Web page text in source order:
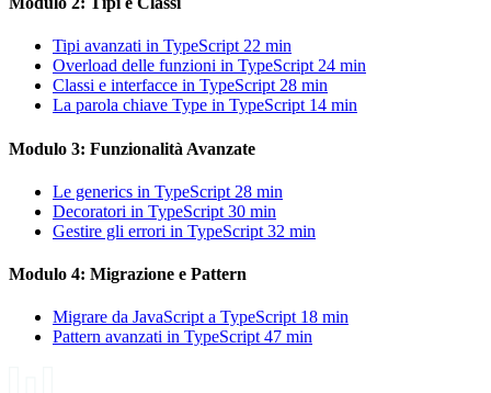
Tipi avanzati in TypeScript 22 min
Overload delle funzioni in TypeScript 24 min
Classi e interfacce in TypeScript 28 min
La parola chiave Type in TypeScript 14 min
Modulo 3: Funzionalità Avanzate
Le generics in TypeScript 28 min
Decoratori in TypeScript 30 min
Gestire gli errori in TypeScript 32 min
Modulo 4: Migrazione e Pattern
Migrare da JavaScript a TypeScript 18 min
Pattern avanzati in TypeScript 47 min